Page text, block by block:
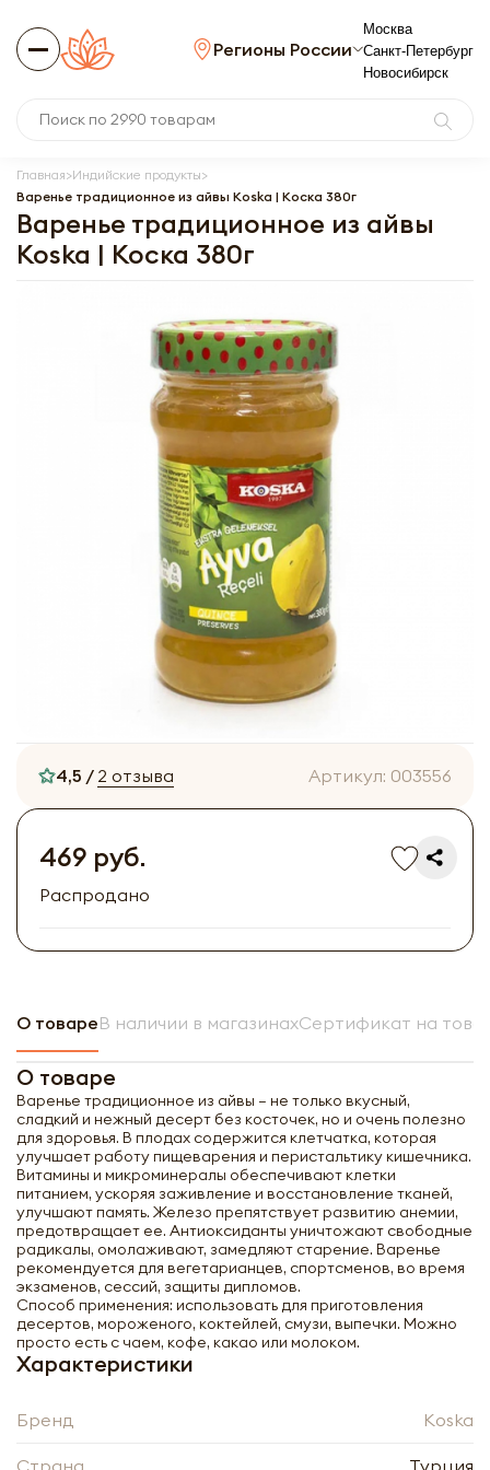
Регионы России
Москва
Санкт-Петербург
Новосибирск
Главная Индийские продукты
Варенье традиционное из айвы Koska | Коска 380г
Варенье традиционное из айвы
Koska | Коска 380г
4,5 / 2 отзыва Артикул: 003556
469 руб.
Распродано
О товареВ наличии в магазинахСертификат на
О товаре
Варенье традиционное из айвы – не только вкусный,
сладкий и нежный десерт без косточек, но и очень полезно
для здоровья. В плодах содержится клетчатка, которая
улучшает работу пищеварения и перистальтику кишечника.
Витамины и микроминералы обеспечивают клетки
питанием, ускоряя заживление и восстановление тканей,
улучшают память. Железо препятствует развитию анемии,
предотвращает ее. Антиоксиданты уничтожают свободные
радикалы, омолаживают, замедляют старение. Варенье
рекомендуется для вегетарианцев, спортсменов, во время
экзаменов, сессий, защиты дипломов.
Способ применения: использовать для приготовления
десертов, мороженого, коктейлей, смузи, выпечки. Можно
просто есть с чаем, кофе, какао или молоком.
Характеристики
Бренд Koska
Страна Турция